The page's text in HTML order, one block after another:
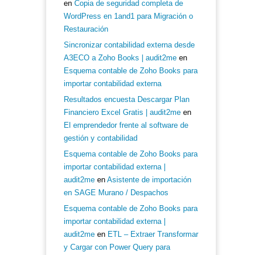
en Copia de seguridad completa de
WordPress en 1and1 para Migración o
Restauración
Sincronizar contabilidad externa desde
A3ECO a Zoho Books | audit2me en
Esquema contable de Zoho Books para
importar contabilidad externa
Resultados encuesta Descargar Plan
Financiero Excel Gratis | audit2me en
El emprendedor frente al software de
gestión y contabilidad
Esquema contable de Zoho Books para
importar contabilidad externa |
audit2me en Asistente de importación
en SAGE Murano / Despachos
Esquema contable de Zoho Books para
importar contabilidad externa |
audit2me en ETL – Extraer Transformar
y Cargar con Power Query para